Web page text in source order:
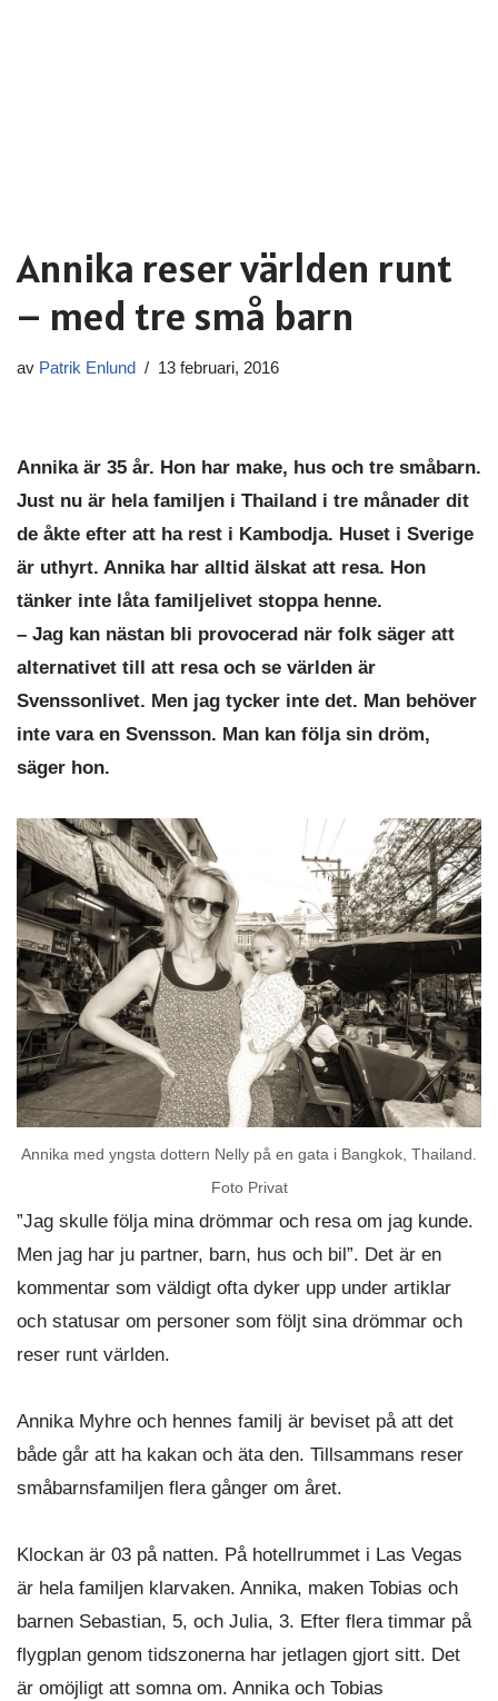
Annika reser världen runt
– med tre små barn
av Patrik Enlund 13 februari, 2016
Annika är 35 år. Hon har make, hus och tre småbarn.
Just nu är hela familjen i Thailand i tre månader dit
de åkte efter att ha rest i Kambodja. Huset i Sverige
är uthyrt. Annika har alltid älskat att resa. Hon
tänker inte låta familjelivet stoppa henne.
– Jag kan nästan bli provocerad när folk säger att
alternativet till att resa och se världen är
Svenssonlivet. Men jag tycker inte det. Man behöver
inte vara en Svensson. Man kan följa sin dröm,
säger hon.
Annika med yngsta dottern Nelly på en gata i Bangkok, Thailand.
Foto Privat
”Jag skulle följa mina drömmar och resa om jag kunde.
Men jag har ju partner, barn, hus och bil”. Det är en
kommentar som väldigt ofta dyker upp under artiklar
och statusar om personer som följt sina drömmar och
reser runt världen.
Annika Myhre och hennes familj är beviset på att det
både går att ha kakan och äta den. Tillsammans reser
småbarnsfamiljen flera gånger om året.
Klockan är 03 på natten. På hotellrummet i Las Vegas
är hela familjen klarvaken. Annika, maken Tobias och
barnen Sebastian, 5, och Julia, 3. Efter flera timmar på
flygplan genom tidszonerna har jetlagen gjort sitt. Det
är omöjligt att somna om. Annika och Tobias